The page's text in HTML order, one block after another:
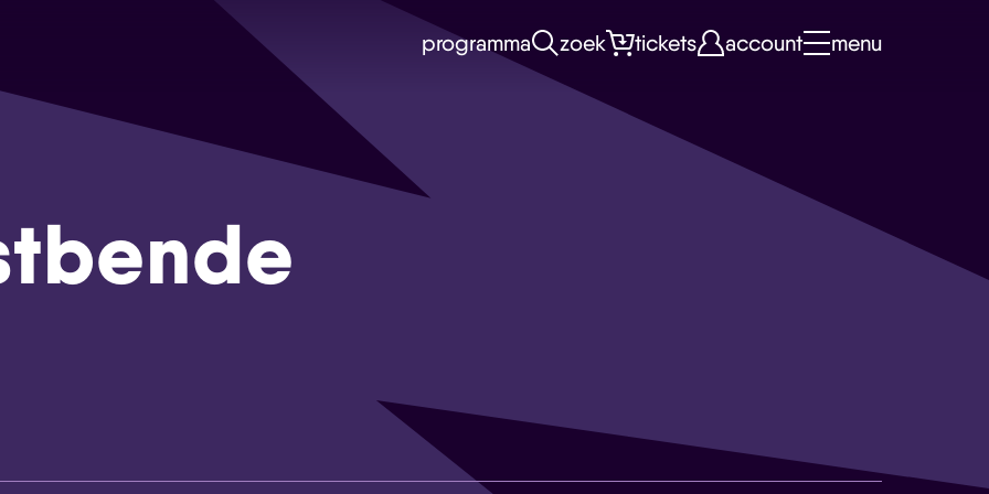
programma zoek tickets account menu